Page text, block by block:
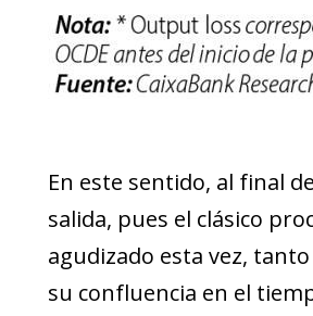
with Linkedin (opens in a
with Whatsapp (opens in a
Email (opens in a new
En este sentido, al final
salida, pues el clásico
agudizado esta vez,
su confluencia en el